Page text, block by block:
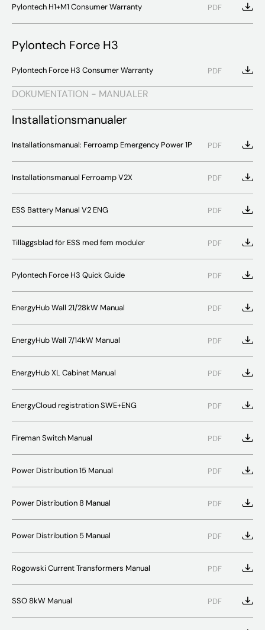
Pylontech H1+M1 Consumer Warranty PDF
Pylontech Force H3
Pylontech Force H3 Consumer Warranty PDF
DOKUMENTATION - MANUALER
Installationsmanualer
Installationsmanual: Ferroamp Emergency Power 1P PDF
Installationsmanual Ferroamp V2X PDF
ESS Battery Manual V2 ENG PDF
Tilläggsblad för ESS med fem moduler PDF
Pylontech Force H3 Quick Guide PDF
EnergyHub Wall 21/28kW Manual PDF
EnergyHub Wall 7/14kW Manual PDF
EnergyHub XL Cabinet Manual PDF
EnergyCloud registration SWE+ENG PDF
Fireman Switch Manual PDF
Power Distribution 15 Manual PDF
Power Distribution 8 Manual PDF
Power Distribution 5 Manual PDF
Rogowski Current Transformers Manual PDF
SSO 8kW Manual PDF